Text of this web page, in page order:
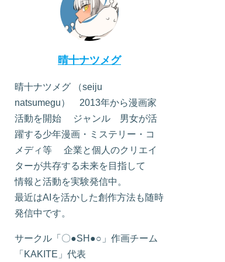
晴十ナツメグ
晴十ナツメグ （seiju
natsumegu） 2013年から漫画家
活動を開始 ジャンル 男女が活
躍する少年漫画・ミステリー・コ
メディ等 企業と個人のクリエイ
ターが共存する未来を目指して
情報と活動を実験発信中。
最近はAIを活かした創作方法も随時
発信中です。
サークル「〇●SH●○」作画チーム
「KAKITE」代表